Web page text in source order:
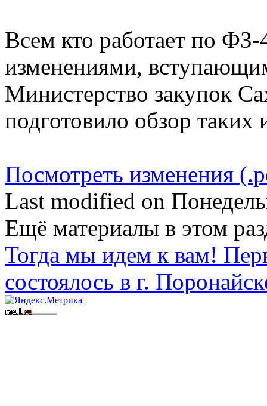
Всем кто работает по ФЗ-
изменениями,
Министерство закупок
подготовило обзор таких
Посмотреть изменения
Last modified on
Ещё материалы в этом
Тогда мы идем к вам!
состоялось в г.